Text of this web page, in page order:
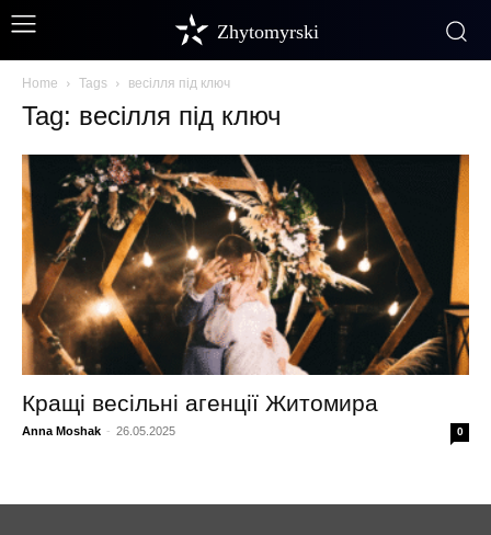
Zhytomyrski
Home Tags весілля під ключ
Tag: весілля під ключ
Кращі весільні агенції Житомира
Anna Moshak - 26.05.2025 0